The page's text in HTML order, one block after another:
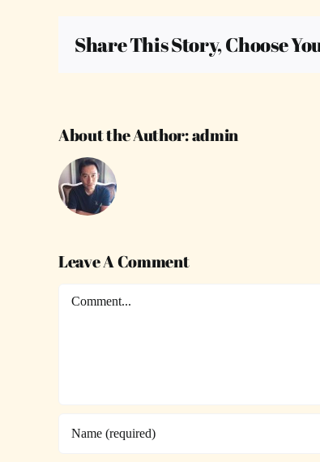
Share This Story, Choose
About the Author:admin
Leave A Comment
Comment